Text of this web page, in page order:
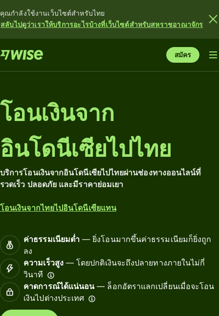
คุณกำลังใช้งานเว็บไซต์สำหรับไทย
สลับไปดูว่าเราให้บริการอะไรบ้างที่เว็บไซต์สำหรับสหราชอาณาจักร
สมัคร
โอนเงินจาก
อินโดนีเซียไปไทย
บริการโอนเงินจากอินโดนีเซียไปไทยผ่านช่องทางออนไลน์ที่
รวดเร็ว ปลอดภัย และมีราคาย่อมเยา
โอนเงินจากไทยไปอินโดนีเซียแทน
ค่าธรรมเนียมต่ำ — ยิ่งโอนมากขึ้นค่าธรรมเนียมก็ยิ่งถูก
ลง
ความเร็วสูง— โดยปกติเงินจะถึงปลายทางภายในไม่กี่
วินาที
คาดการณ์ได้แน่นอน— ล็อกอัตราแลกเปลี่ยนเมื่อจะโอน
เงินไปต่างประเทศ